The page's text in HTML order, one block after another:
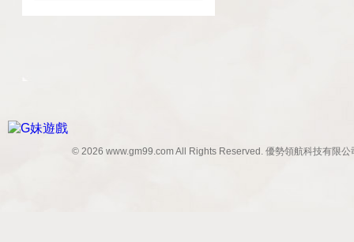
© 2026 www.gm99.com All Rights Reserved. 優勢領航科技有限公